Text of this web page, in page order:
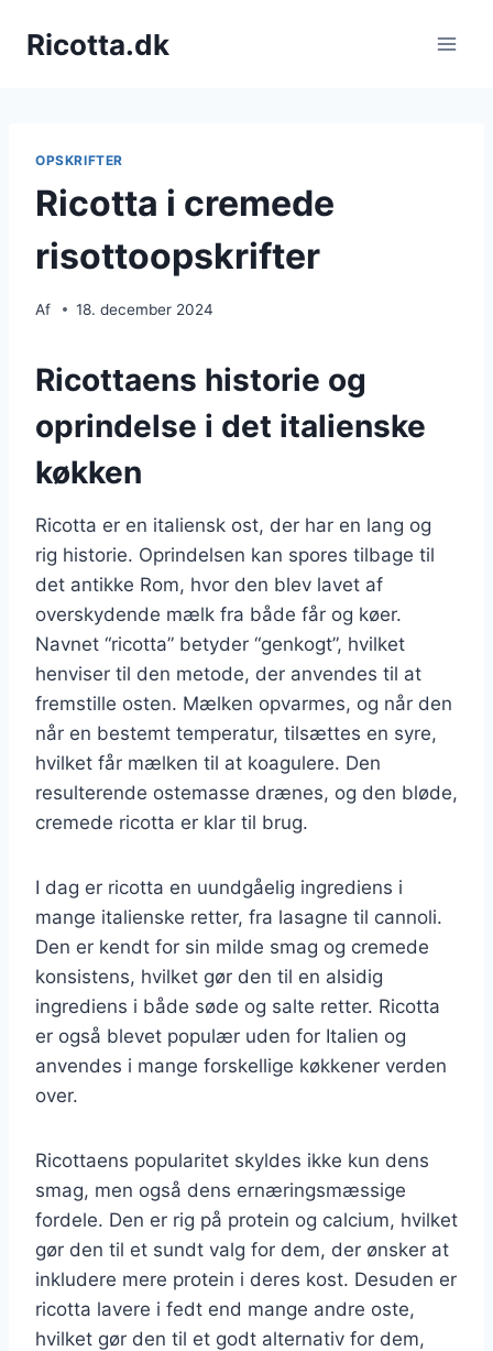
Ricotta.dk
OPSKRIFTER
Ricotta i cremede
risottoopskrifter
Af 18. december 2024
Ricottaens historie og
oprindelse i det italienske
køkken
Ricotta er en italiensk ost, der har en lang og
rig historie. Oprindelsen kan spores tilbage til
det antikke Rom, hvor den blev lavet af
overskydende mælk fra både får og køer.
Navnet “ricotta” betyder “genkogt”, hvilket
henviser til den metode, der anvendes til at
fremstille osten. Mælken opvarmes, og når den
når en bestemt temperatur, tilsættes en syre,
hvilket får mælken til at koagulere. Den
resulterende ostemasse drænes, og den bløde,
cremede ricotta er klar til brug.
I dag er ricotta en uundgåelig ingrediens i
mange italienske retter, fra lasagne til cannoli.
Den er kendt for sin milde smag og cremede
konsistens, hvilket gør den til en alsidig
ingrediens i både søde og salte retter. Ricotta
er også blevet populær uden for Italien og
anvendes i mange forskellige køkkener verden
over.
Ricottaens popularitet skyldes ikke kun dens
smag, men også dens ernæringsmæssige
fordele. Den er rig på protein og calcium, hvilket
gør den til et sundt valg for dem, der ønsker at
inkludere mere protein i deres kost. Desuden er
ricotta lavere i fedt end mange andre oste,
hvilket gør den til et godt alternativ for dem,